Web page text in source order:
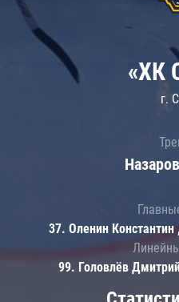
«ХК
г.
37. Оленин
99. Головлёв